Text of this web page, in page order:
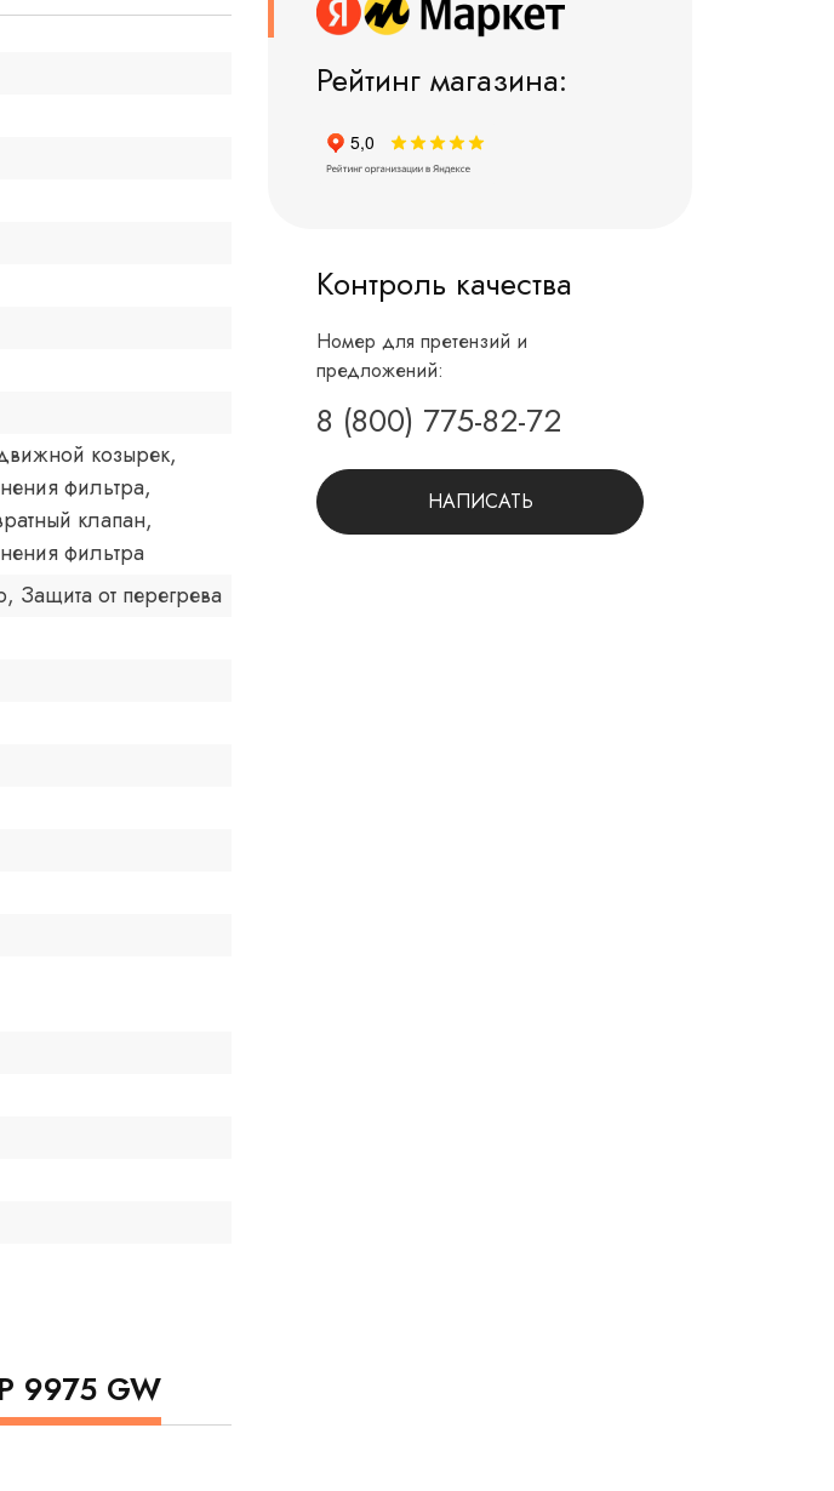
Рейтинг магазина:
Контроль качества
Номер для претензий и
предложений:
8 (800) 775-82-72
НАПИСАТЬ
козырек,
фильтра,
клапан,
фильтра
Защита от перегрева
9975 GW